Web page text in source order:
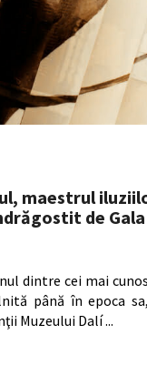
maestrul
de Gala
dintre cei mai
până în epoca
Muzeului Dalí